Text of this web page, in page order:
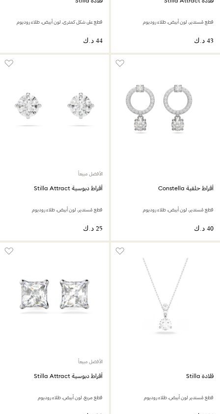
قطع مُستدير،‎ لون أبيض،‎ طلاء روديوم قطع على شكل كمثرى، لون أبيض، طلاء روديوم
أقراط حلقية Constella
قطع مُستدير، لون أبيض، طلاء روديوم
الأفضل مبيعاً
أقراط دبوسية Stilla Attract
قطع مُستدير، لون أبيض، طلاء روديوم
قلادة Stilla
قطع مُستدير لون أبيض، طلاء روديوم
الأفضل مبيعاً
أقراط دبوسية Stilla Attract
قطع مربع، لون أبيض، طلاء روديوم